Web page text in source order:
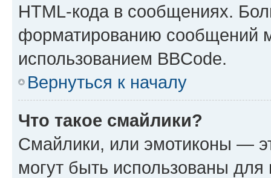
HTML-кода в сообщениях.
форматированию сообщений
использованием BBCode.
Вернуться к началу
Что такое смайлики?
Смайлики, или эмотиконы —
могут быть использованы